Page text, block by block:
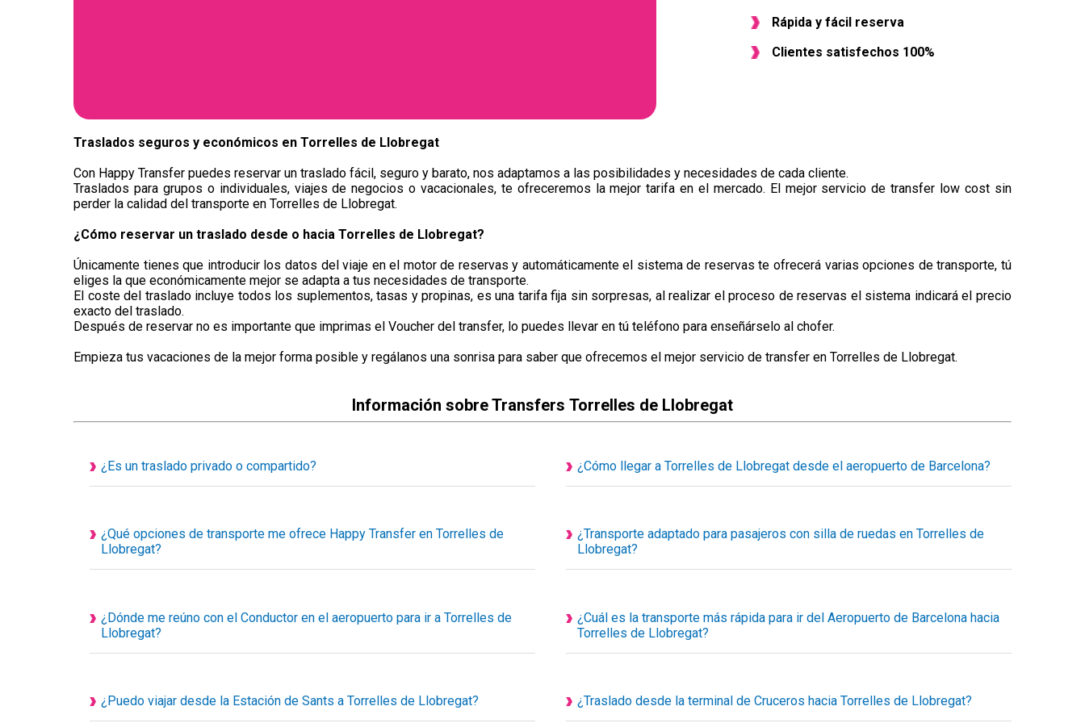
Rápida y fácil reserva
Clientes satisfechos 100%
Traslados seguros y económicos en ​Torrelles de Llobregat
Con Happy Transfer puedes reservar un traslado fácil, seguro y barato, nos adaptamos a las posibilidades y necesidades de cada cliente.
Traslados para grupos o individuales, viajes de negocios o vacacionales, te ofreceremos la mejor tarifa en el mercado. El mejor servicio de transfer low cost sin
perder la calidad del transporte en Torrelles de Llobregat.
¿Cómo reservar un traslado desde o hacia Torrelles de Llobregat?
Únicamente tienes que introducir los datos del viaje en el motor de reservas y automáticamente el sistema de reservas te ofrecerá varias opciones de transporte, tú
eliges la que económicamente mejor se adapta a tus necesidades de transporte.
El coste del traslado incluye todos los suplementos, tasas y propinas, es una tarifa fija sin sorpresas, al realizar el proceso de reservas el sistema indicará el precio
exacto del traslado.
Después de reservar no es importante que imprimas el Voucher del transfer, lo puedes llevar en tú teléfono para enseñárselo al chofer.
Empieza tus vacaciones de la mejor forma posible y regálanos una sonrisa para saber que ofrecemos el mejor servicio de transfer en Torrelles de Llobregat.
Información sobre Transfers Torrelles de Llobregat
¿Es un traslado privado o compartido?
Todos nuestros servicios de transporte disponibles son actualmente privados y
¿Cómo llegar a Torrelles de Llobregat desde el aeropuerto de Barcelona?
Traslado desde el aeropuerto a Torrelles de Llobregat con un servicio concertado,
Conoceras el coste del traslado desde el minuto uno, sin sorpresas.
¿Qué opciones de transporte me ofrece Happy Transfer en Torrelles de
Llobregat?
1. Taxi privado
4. Minibús privado
5. Autocar privado
¿Transporte adaptado para pasajeros con silla de ruedas en Torrelles de
Llobregat?
Sí disponemos de transporte adaptado para pasajeros con movilidad reducida, dentro
Taxis especializados y adaptados para romper todas las barreras en el transporte.
¿Dónde me reúno con el Conductor en el aeropuerto para ir a Torrelles de
Llobregat?
Su conductor le esperará en el hall de llegadas del aeropuerto, para facilitar el
Recuerde que siempre nos puede contactar llamándonos o enviándonos un Whatsapp
¿Cuál es la transporte más rápida para ir del Aeropuerto de Barcelona hacia
Torrelles de Llobregat?
Existe varios medios de transporte entre el aeropuerto de Barcelona y Torrelles de
Con Happy Transfer viaja a Torrelles de Llobregat al mejor precio.
¿Puedo viajar desde la Estación de Sants a Torrelles de Llobregat?
Por supuesto que sí, su chofer le recogerá en punto de encuentro de la estación de
¿Traslado desde la terminal de Cruceros hacia Torrelles de Llobregat?
Puedes reservar transfer desde la terminal de cruceros en Barcelona hacia Torrelles de